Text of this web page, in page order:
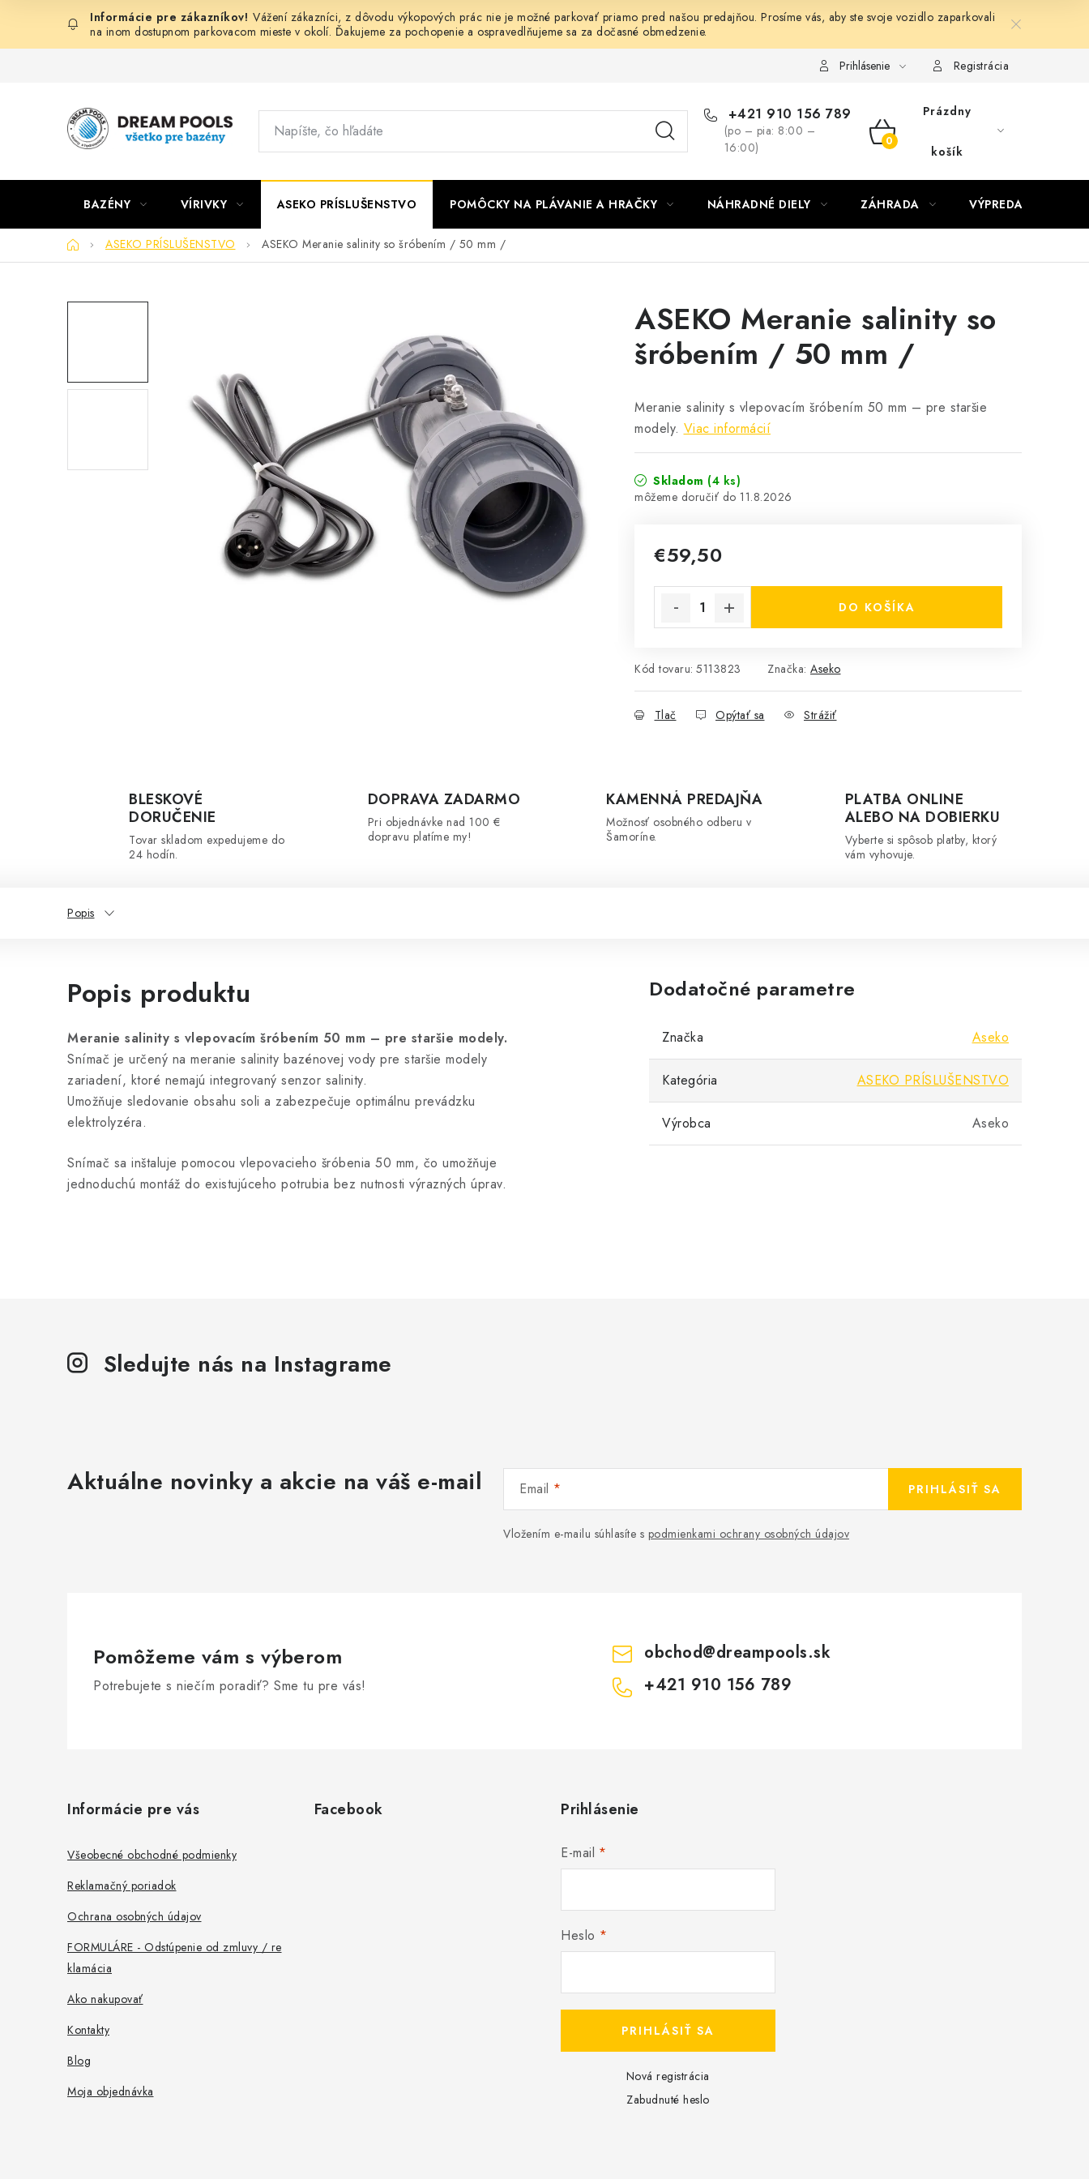
obsah
Vážení zákazníci, z dôvodu výkopových prác nie je možné parkovať priamo pred našou predajňou. Prosíme vás, aby ste svoje vozidlo zaparkovali
na inom dostupnom parkovacom mieste v okolí. Ďakujeme za pochopenie a ospravedlňujeme sa za dočasné obmedzenie.
Prihlásenie Registrácia
+421 910 156 789
(po – pia: 8:00 –
16:00)
NÁKUPNÝ
KOŠÍK
Prázdny
košík
BAZÉNY VÍRIVKY ASEKO PRÍSLUŠENSTVO POMÔCKY NA PLÁVANIE A HRAČKY NÁHRADNÉ DIELY ZÁHRADA VÝPREDAJ
DomovASEKO PRÍSLUŠENSTVO ASEKO Meranie salinity so šróbením / 50 mm /
ASEKO Meranie salinity so
šróbením / 50 mm /
Meranie salinity s vlepovacím šróbením 50 mm – pre staršie
modely. Viac informácií
Skladom (4 ks)
11.8.2026
€59,50
DO KOŠÍKA
Kód tovaru: 5113823 Značka: Aseko
Tlač Opýtať sa Strážiť
BLESKOVÉ
DORUČENIE
Tovar skladom expedujeme do
24 hodín.
DOPRAVA ZADARMO
Pri objednávke nad 100 €
dopravu platíme my!
KAMENNÁ PREDAJŇA
Možnosť osobného odberu v
Šamoríne.
PLATBA ONLINE
ALEBO NA DOBIERKU
Vyberte si spôsob platby, ktorý
vám vyhovuje.
Popis
Popis produktu
Meranie salinity s vlepovacím šróbením 50 mm – pre staršie modely.
Snímač je určený na meranie salinity bazénovej vody pre staršie modely
zariadení, ktoré nemajú integrovaný senzor salinity.
Umožňuje sledovanie obsahu soli a zabezpečuje optimálnu prevádzku
elektrolyzéra.
Snímač sa inštaluje pomocou vlepovacieho šróbenia 50 mm, čo umožňuje
jednoduchú montáž do existujúceho potrubia bez nutnosti výrazných úprav.
Dodatočné parametre
Značka Aseko
Kategória ASEKO PRÍSLUŠENSTVO
Výrobca Aseko
Sledujte nás na Instagrame
Aktuálne novinky a akcie na váš e-mail Email
Vložením e-mailu súhlasíte s podmienkami ochrany osobných údajov
PRIHLÁSIŤ SA
Pomôžeme vám s výberom
Potrebujete s niečím poradiť? Sme tu pre vás!
obchod@dreampools.sk
+421 910 156 789
Informácie pre vás
Všeobecné obchodné podmienky
Reklamačný poriadok
Ochrana osobných údajov
FORMULÁRE - Odstúpenie od zmluvy / re
klamácia
Ako nakupovať
Kontakty
Blog
Moja objednávka
Facebook Prihlásenie
E-mail
Heslo
PRIHLÁSIŤ SA
Nová registrácia
Zabudnuté heslo